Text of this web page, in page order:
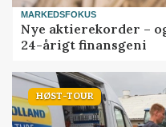
MARKEDSFOKUS
Nye aktierekorder –
24-årigt finansgeni
HØST-TOUR